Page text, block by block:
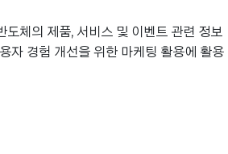
도체의 제품, 서비스 및 이벤트 관련 정보
자 경험 개선을 위한 마케팅 활용에 활용